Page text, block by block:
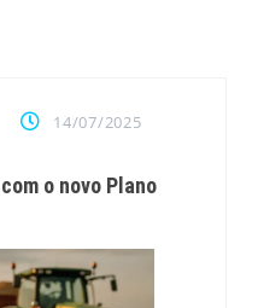
14/07/2025
o novo Plano